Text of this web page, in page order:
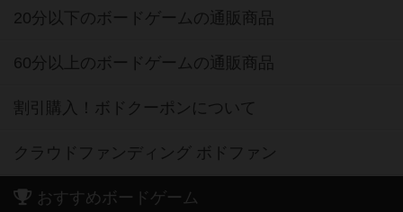
20分以下のボードゲームの通販商品
60分以上のボードゲームの通販商品
割引購入！ボドクーポンについて
クラウドファンディング ボドファン
おすすめボードゲーム